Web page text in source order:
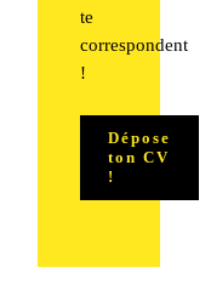
te
correspondent
!
Dépose
ton CV
!